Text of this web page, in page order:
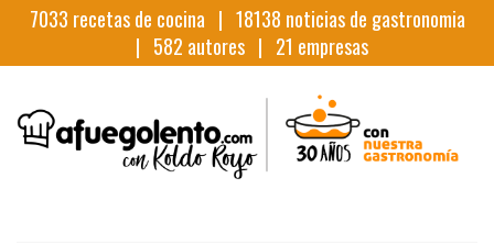
7033 recetas de cocina | 18138 noticias de gastronomia
| 582 autores | 21 empresas